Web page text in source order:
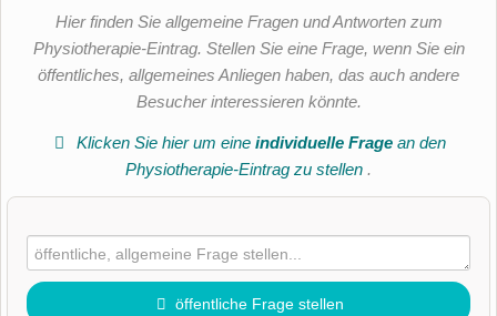
Hier finden Sie allgemeine Fragen und Antworten zum
Physiotherapie-Eintrag. Stellen Sie eine Frage, wenn Sie ein
öffentliches, allgemeines Anliegen haben, das auch andere
Besucher interessieren könnte.
Klicken Sie hier um eineindividuelle Frage an den
Physiotherapie-Eintrag zu stellen .
öffentliche Frage stellen